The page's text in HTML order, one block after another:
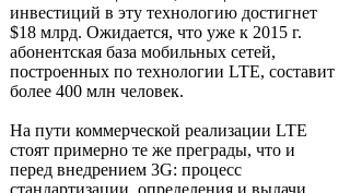
инвестиций в эту технологию достигнет
$18 млрд. Ожидается, что уже к 2015 г.
абонентская база мобильных сетей,
построенных по технологии LTE, составит
более 400 млн человек.
На пути коммерческой реализации LTE
стоят примерно те же преграды, что и
перед внедрением 3G: процесс
стандартизации, определения и выдачи